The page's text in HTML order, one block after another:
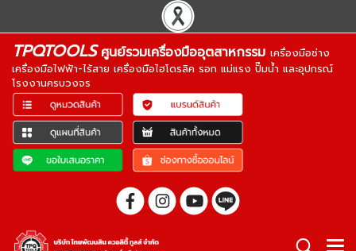
TPQTOOLSศูนย์รวมเครื่องมืออุตสาหกรรม เครื่องมือช่าง
เครื่องมือไฟฟ้า-ไร้สาย เครื่องมือไฮโดรลิค รอก แม่แรง ปั๊มน้ำ และอุปกรณ์
โรงงานครบวงจร